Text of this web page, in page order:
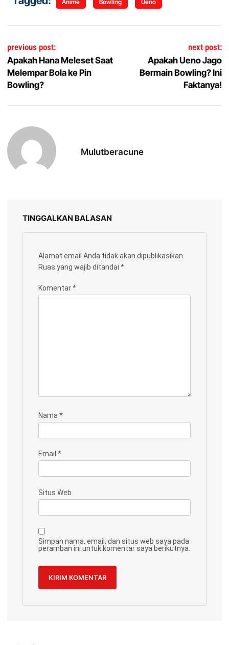
Anime Bowling Ueno
Navigasi pos
previous post:
Apakah Hana Meleset Saat
Melempar Bola ke Pin
Bowling?
next post:
Apakah Ueno Jago
Bermain Bowling? Ini
Faktanya!
Mulutberacune
TINGGALKAN BALASAN
Alamat email Anda tidak akan dipublikasikan.
Ruas yang wajib ditandai *
Komentar*
Nama *
Email *
Situs Web
Simpan nama, email, dan situs web saya pada
peramban ini untuk komentar saya berikutnya.